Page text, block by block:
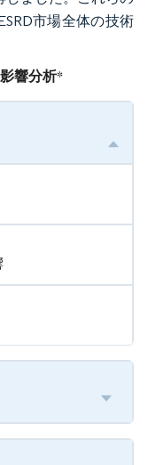
市場全体の技術
響分析*